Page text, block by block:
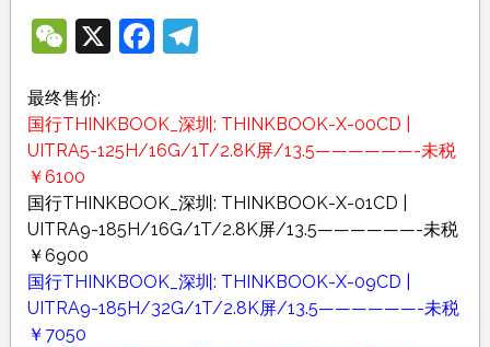
WeChat
X Facebook
Telegram
最终售价:
国行THINKBOOK_深圳: THINKBOOK-X-00CD |
UITRA5-125H/16G/1T/2.8K屏/13.5——————-未税
￥6100
国行THINKBOOK_深圳: THINKBOOK-X-01CD |
UITRA9-185H/16G/1T/2.8K屏/13.5——————-未税
￥6900
国行THINKBOOK_深圳: THINKBOOK-X-09CD |
UITRA9-185H/32G/1T/2.8K屏/13.5——————-未税
￥7050